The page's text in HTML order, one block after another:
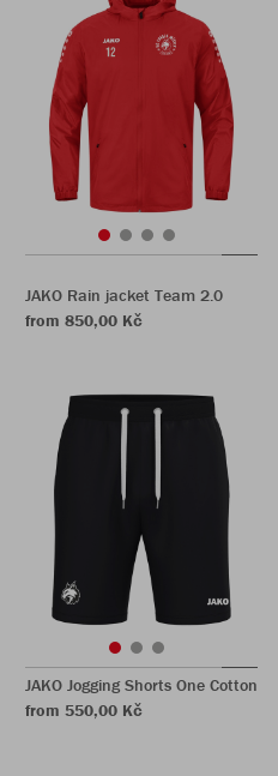
JAKO Rain jacket Team 2.0
from 850,00 Kč
JAKO Jogging Shorts One Cotton
from 550,00 Kč